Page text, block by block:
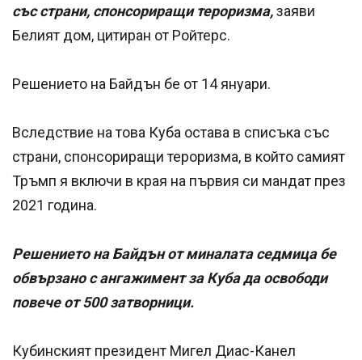
със страни, спонсориращи тероризма,заяви
Белият дом, цитиран от Ройтерс.
Решението на Байдън бе от 14 януари.
Вследствие на това Куба остава в списъка със
страни, спонсориращи тероризма, в който самият
Тръмп я включи в края на първия си мандат през
2021 година.
Решението на Байдън от миналата седмица бе
обвързано с ангажимент за Куба да освободи
повече от 500 затворници.
Кубинският президент Мигел Диас-Канел